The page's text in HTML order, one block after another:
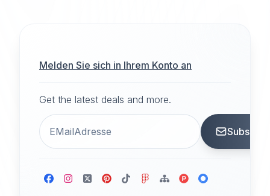
Melden Sie sich in Ihrem Konto an
Get the latest deals and more.